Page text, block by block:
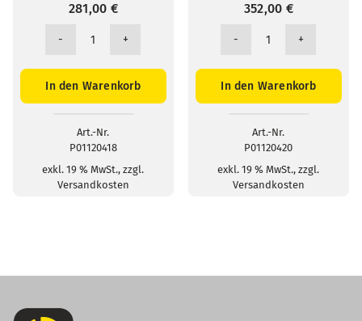
281,00 €
Zange
LCA
200/0.2
Menge
In den Warenkorb
Art.-Nr.
P01120418
exkl. 19 % MwSt., zzgl.
Versandkosten
352,00 €
Zange
CV
10/1
Menge
In den Warenkorb
Art.-Nr.
P01120420
exkl. 19 % MwSt., zzgl.
Versandkosten